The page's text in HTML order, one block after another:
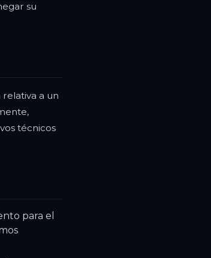
su
a un
técnicos
para el